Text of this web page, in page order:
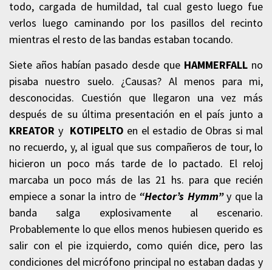
todo, cargada de humildad, tal cual gesto luego fue
verlos luego caminando por los pasillos del recinto
mientras el resto de las bandas estaban tocando.
Siete años habían pasado desde que HAMMERFALL no
pisaba nuestro suelo. ¿Causas? Al menos para mi,
desconocidas. Cuestión que llegaron una vez más
después de su última presentación en el país junto a
KREATOR y KOTIPELTO en el estadio de Obras si mal
no recuerdo, y, al igual que sus compañeros de tour, lo
hicieron un poco más tarde de lo pactado. El reloj
marcaba un poco más de las 21 hs. para que recién
empiece a sonar la intro de “Hector’s Hymm”y que la
banda salga explosivamente al escenario.
Probablemente lo que ellos menos hubiesen querido es
salir con el pie izquierdo, como quién dice, pero las
condiciones del micrófono principal no estaban dadas y